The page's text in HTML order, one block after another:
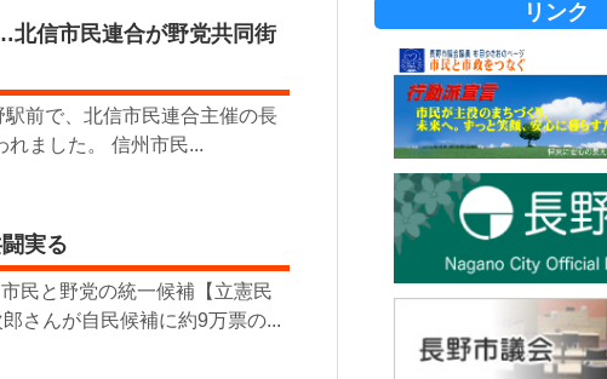
北信市民連合が野党共同街
前で、北信市民連合主催の長
れました。 信州市民...
実る
民と野党の統一候補【立憲民
さんが自民候補に約9万票の...
リンク